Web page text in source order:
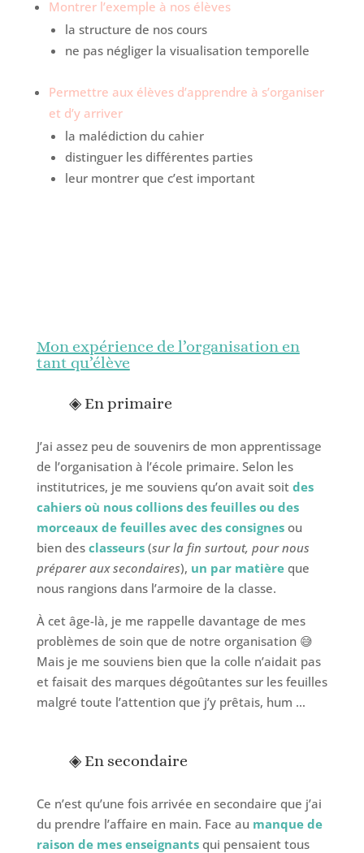
Montrer l’exemple à nos élèves
la structure de nos cours
ne pas négliger la visualisation temporelle
Permettre aux élèves d’apprendre à s’organiser
et d’y arriver
la malédiction du cahier
distinguer les différentes parties
leur montrer que c’est important
Mon expérience de l’organisation en
tant qu’élève
◈ En primaire
J’ai assez peu de souvenirs de mon apprentissage
de l’organisation à l’école primaire. Selon les
institutrices, je me souviens qu’on avait soit des
cahiers où nous collions des feuilles ou des
morceaux de feuilles avec des consignesou
bien des classeurs(sur la fin surtout, pour nous
préparer aux secondaires), un par matière que
nous rangions dans l’armoire de la classe.
À cet âge-là, je me rappelle davantage de mes
problèmes de soin que de notre organisation 😅
Mais je me souviens bien que la colle n’aidait pas
et faisait des marques dégoûtantes sur les feuilles
malgré toute l’attention que j’y prêtais, hum …
◈ En secondaire
Ce n’est qu’une fois arrivée en secondaire que j’ai
du prendre l’affaire en main. Face au manque de
raison de mes enseignantsqui pensaient tous